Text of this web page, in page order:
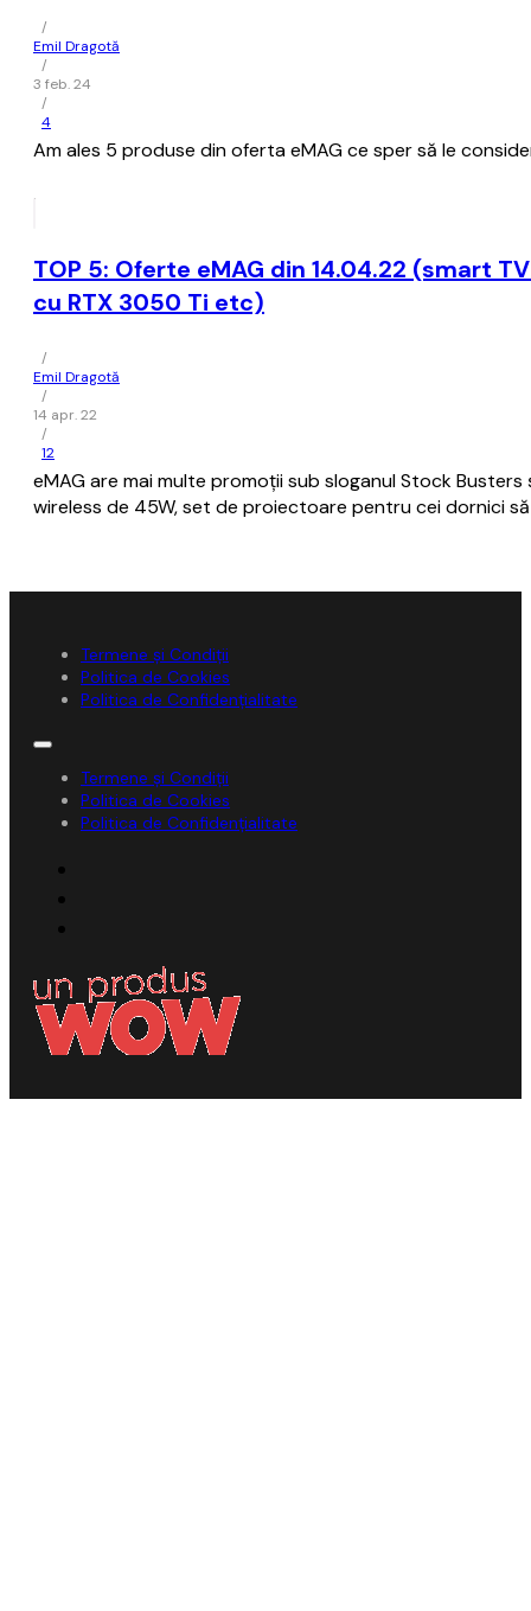
/
Emil Dragotă
/
3 feb. 24
/
4
Am ales 5 produse din oferta eMAG ce sper să le
TOP 5: Oferte eMAG din 14.04.22 (smart
cu RTX 3050 Ti etc)
/
Emil Dragotă
/
14 apr. 22
/
12
eMAG are mai multe promoții sub sloganul Stock
wireless de 45W, set de proiectoare pentru cei dornici
Termene și Condiții
Politica de Cookies
Politica de Confidențialitate
Termene și Condiții
Politica de Cookies
Politica de Confidențialitate